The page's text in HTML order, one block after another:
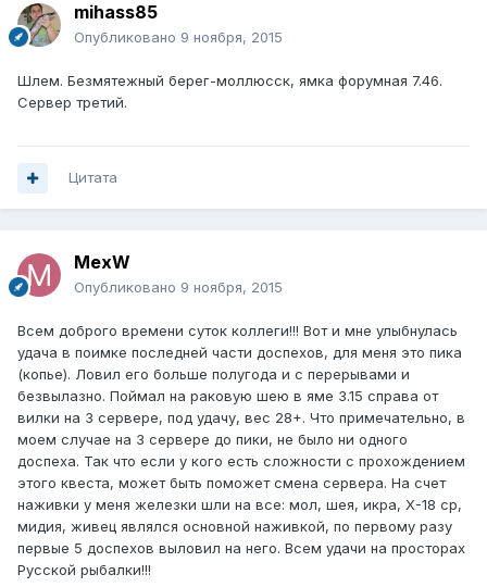
mihass85
Опубликовано 9 ноября, 2015
Шлем. Безмятежный берег-моллюсск, ямка форумная 7.46.
Сервер третий.
Цитата
MexW
Опубликовано 9 ноября, 2015
Всем доброго времени суток коллеги!!! Вот и мне улыбнулась
удача в поимке последней части доспехов, для меня это пика
(копье). Ловил его больше полугода и с перерывами и
безвылазно. Поймал на раковую шею в яме 3.15 справа от
вилки на 3 сервере, под удачу, вес 28+. Что примечательно, в
моем случае на 3 сервере до пики, не было ни одного
доспеха. Так что если у кого есть сложности с прохождением
этого квеста, может быть поможет смена сервера. На счет
наживки у меня железки шли на все: мол, шея, икра, Х-18 ср,
мидия, живец являлся основной наживкой, по первому разу
первые 5 доспехов выловил на него. Всем удачи на просторах
Русской рыбалки!!!